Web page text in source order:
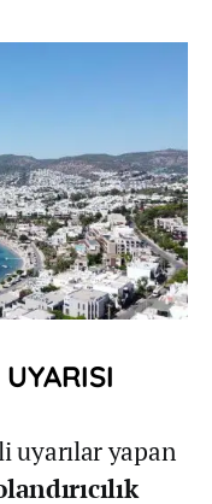
uyarılar yapan